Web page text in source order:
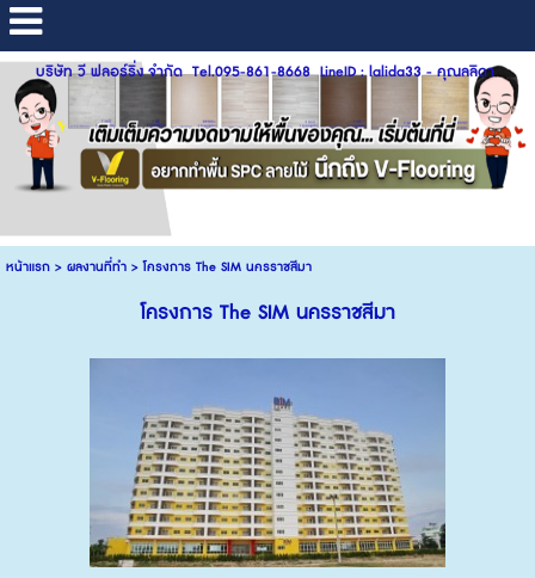
บริษัท วี ฟลอร์ริ่ง จำกัด Tel.095-861-8668 LineID : lalida33 - คุณลลิดา
หน้าแรก> ผลงานที่ทำ>โครงการ The SIM นครราชสีมา
โครงการ The SIM นครราชสีมา